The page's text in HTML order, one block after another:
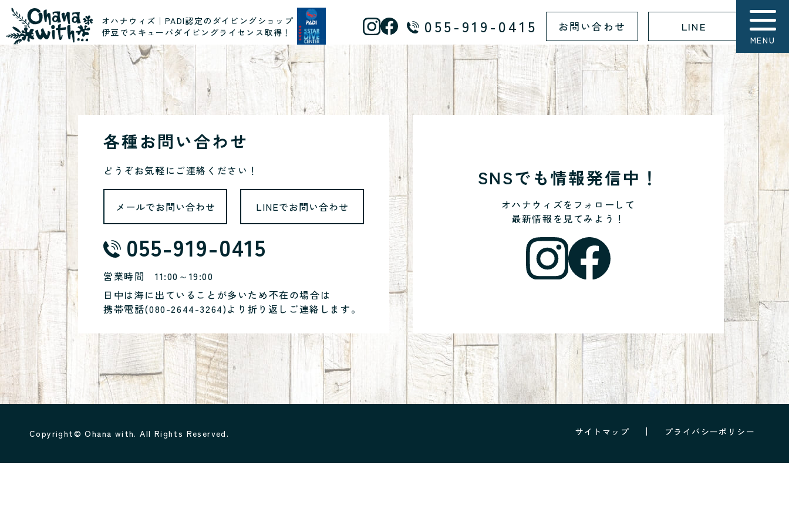
オハナウィズ｜PADI認定のダイビングショップ
伊豆でスキューバダイビングライセンス取得！
055-919-0415 お問い合わせ LINE
MENU
各種お問い合わせ
どうぞお気軽にご連絡ください！
メールでお問い合わせ LINEでお問い合わせ
055-919-0415
営業時間 11:00～19:00
日中は海に出ていることが多いため不在の場合は
携帯電話(080-2644-3264)より折り返しご連絡します。
SNSでも情報発信中！
オハナウィズをフォローして
最新情報を見てみよう！
サイトマップ プライバシーポリシー
Copyright© Ohana with. All Rights Reserved.